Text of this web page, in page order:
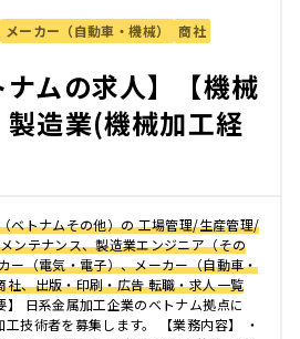
メーカー（自動車・機械）
商社
ナムの求人】【機械
造業(機械加工経
ベトナムその他）の 工場管理/生産管理/
ンテナンス、製造業エンジニア（その
ー（電気・電子）、メーカー（自動車・
社、出版・印刷・広告 転職・求人一覧
】 日系金属加工企業のベトナム拠点に
工技術者を募集します。 【業務内容】 ・